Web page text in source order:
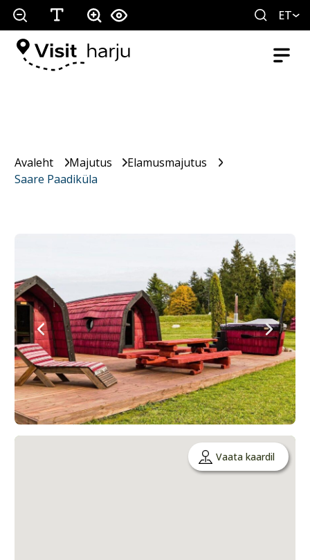
ET
Avaleht Majutus
Elamusmajutus
Saare Paadiküla
Vaata kaardil